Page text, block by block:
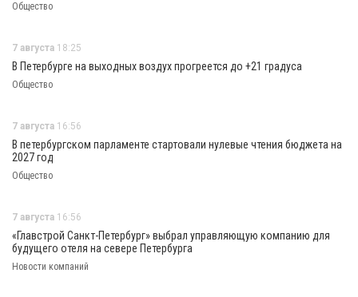
Общество
7 августа 18:25
В Петербурге на выходных воздух прогреется до +21 градуса
Общество
7 августа 16:56
В петербургском парламенте стартовали нулевые чтения бюджета на
2027 год
Общество
7 августа 16:56
«Главстрой Санкт-Петербург» выбрал управляющую компанию для
будущего отеля на севере Петербурга
Новости компаний